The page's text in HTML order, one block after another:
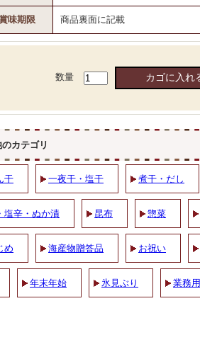
味期限 商品裏面に記載
数量
カテゴリ
干 一夜干・塩干 煮干・だし
塩辛・ぬか漬 昆布 惣菜
め 海産物贈答品 お祝い
年末年始 氷見ぶり 業務用